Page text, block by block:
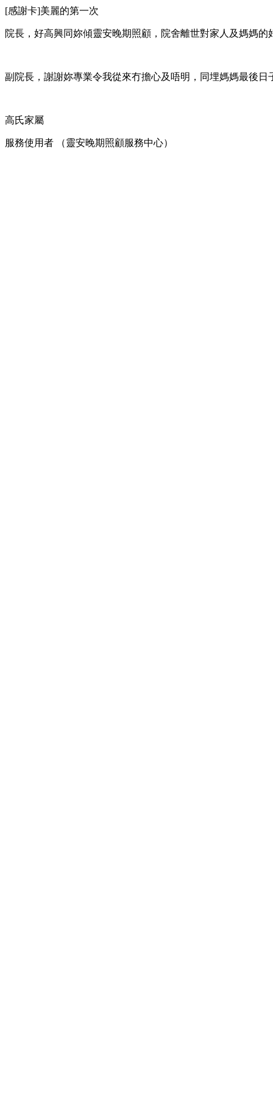
[感謝卡]美麗的第一次
院長，好高興同妳傾靈安晚期照顧，院舍離世對家人及媽媽
副院長，謝謝妳專業令我從來冇擔心及唔明， 同埋媽媽最後日
高氏家屬
服務使用者 （靈安晚期照顧服務中心）